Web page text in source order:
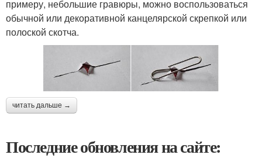
примеру, небольшие гравюры, можно воспользоваться
обычной или декоративной канцелярской скрепкой или
полоской скотча.
читать дальше →
Последние обновления на сайте: